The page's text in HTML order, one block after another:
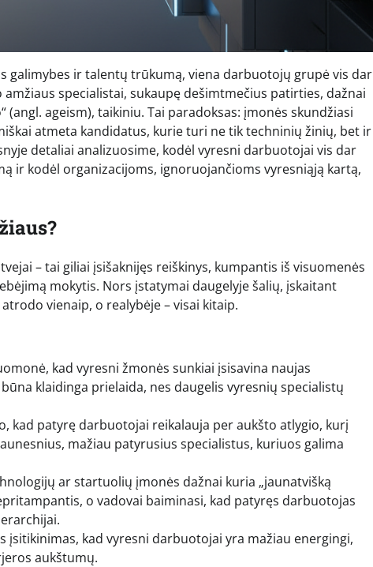
galimybes ir talentų trūkumą, viena darbuotojų grupė vis dar
specialistai, sukaupę dešimtmečius patirties, dažnai
ageism), taikiniu. Tai paradoksas: įmonės skundžiasi
atmeta kandidatus, kurie turi ne tik techninių žinių, bet ir
detaliai analizuosime, kodėl vyresni darbuotojai vis dar
ir kodėl organizacijoms, ignoruojančioms vyresniąją kartą,
– tai giliai įsišaknijęs reiškinys, kumpantis iš visuomenės
mokytis. Nors įstatymai daugelyje šalių, įskaitant
vienaip, o realybėje – visai kitaip.
kad vyresni žmonės sunkiai įsisavina naujas
klaidinga prielaida, nes daugelis vyresnių specialistų
kad patyrę darbuotojai reikalauja per aukšto atlygio, kurį
mažiau patyrusius specialistus, kuriuos galima
ar startuolių įmonės dažnai kuria „jaunatvišką
o vadovai baiminasi, kad patyręs darbuotojas
įsitikinimas, kad vyresni darbuotojai yra mažiau energingi,
aukštumų.